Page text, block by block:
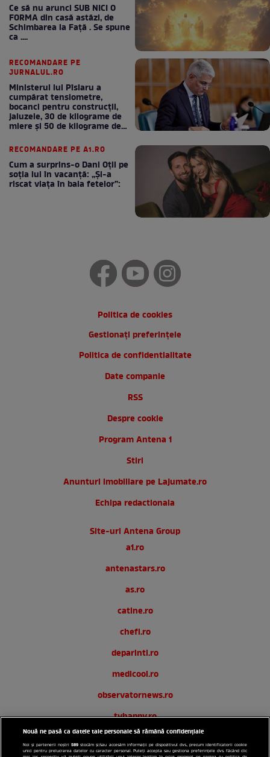
Ce să nu arunci SUB NICI O
FORMA din casă astăzi, de
Schimbarea la Față . Se spune
ca ....
RECOMANDARE PE
JURNALUL.RO
Ministerul lui Pîslaru a
cumpărat tensiometre,
bocanci pentru construcții,
jaluzele, 30 de kilograme de
miere și 50 de kilograme de
RECOMANDARE PE A1.RO
Cum a surprins-o Dani Oțil pe
soția lui în vacanță: „Și-a
riscat viața în baia fetelor”:
Politica de cookies
Gestionați preferințele
Politica de confidentialitate
Date companie
RSS
Despre cookie
Program Antena 1
Stiri
Anunturi imobiliare pe Lajumate.ro
Echipa redactionala
Site-uri Antena Group
a1.ro
antenastars.ro
as.ro
catine.ro
chefi.ro
deparinti.ro
medicool.ro
observatornews.ro
tvhappy.ro
useit.ro
Nouă ne pasă ca datele tale personale să rămână confidențiale
Noi și partenerii noștri589 stocăm și/sau accesăm informații pe dispozitivul dvs., precum identificatorii cookie
unici pentru prelucrarea datelor cu caracter personal. Puteți accepta sau gestiona preferințele dvs. făcând clic